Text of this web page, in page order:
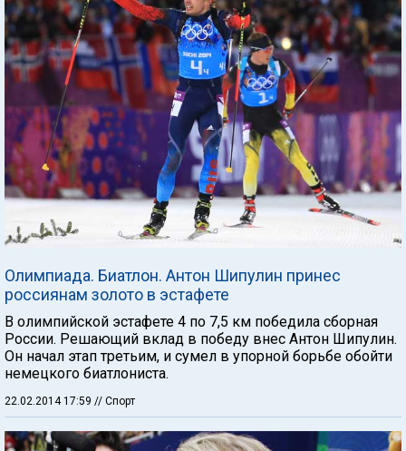
Олимпиада. Биатлон. Антон Шипулин принес
россиянам золото в эстафете
В олимпийской эстафете 4 по 7,5 км победила сборная
России. Решающий вклад в победу внес Антон Шипулин.
Он начал этап третьим, и сумел в упорной борьбе обойти
немецкого биатлониста.
22.02.2014 17:59 // Спорт